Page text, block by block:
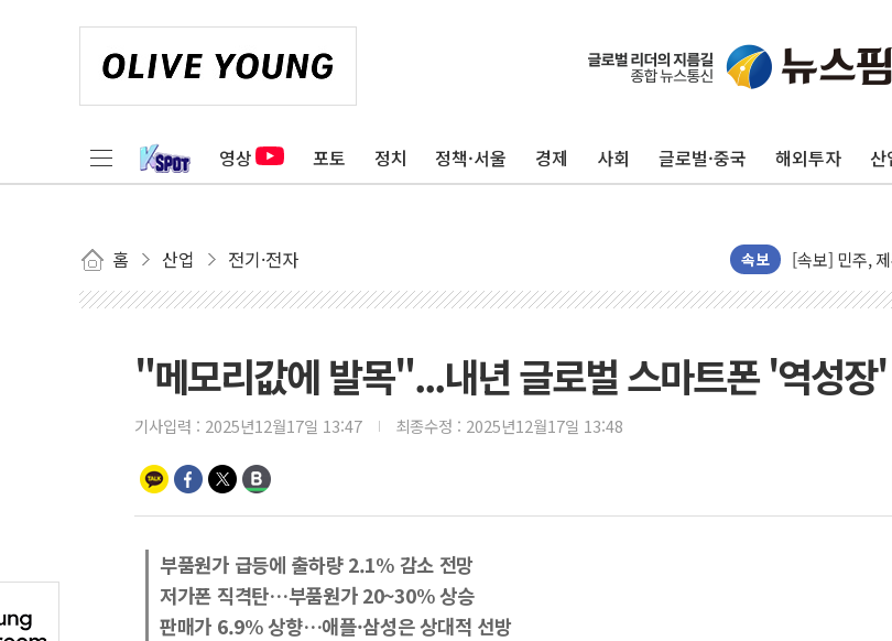
영상 포토 정치 정책·서울 경제 사회 글로벌·중국 해외투자 산
홈 산업 전기·전자 속보
울진·영덕 '호
[종합] 김민
김민석, 2주차
인사하는 김
[속보] 민주,
[속보] 민주,
美, 이란전 출
강릉·동해·삼
서울 중랑구
李대통령 "
여수 오동도
"메모리값에 발목"...내년 글로벌 스마트폰 '역성장'
기사입력 : 2025년12월17일 13:47 최종수정 : 2025년12월17일 13:48
부품원가 급등에 출하량 2.1% 감소 전망
저가폰 직격탄…부품원가 20~30% 상승
판매가 6.9% 상향…애플·삼성은 상대적 선방